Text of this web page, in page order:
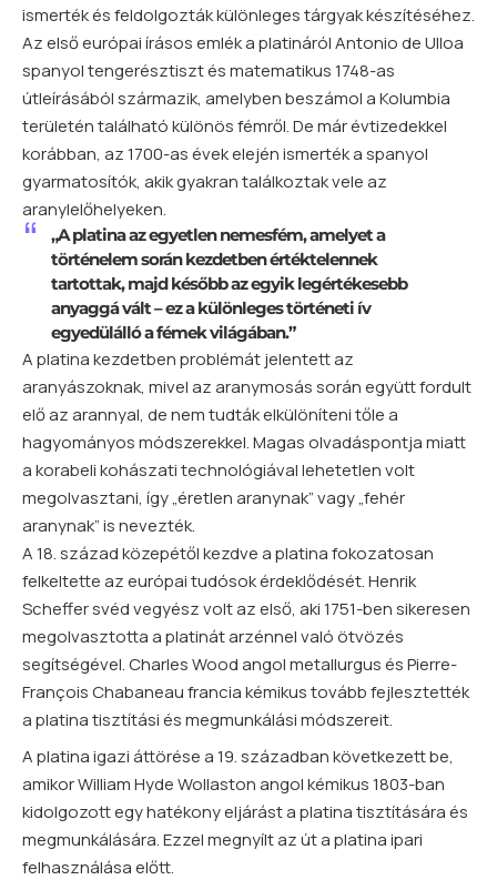
ismerték és feldolgozták különleges tárgyak készítéséhez.
Az első európai írásos emlék a platináról Antonio de Ulloa
spanyol tengerésztiszt és matematikus 1748-as
útleírásából származik, amelyben beszámol a Kolumbia
területén található különös fémről. De már évtizedekkel
korábban, az 1700-as évek elején ismerték a spanyol
gyarmatosítók, akik gyakran találkoztak vele az
aranylelőhelyeken.
„A platina az egyetlen nemesfém, amelyet a
történelem során kezdetben értéktelennek
tartottak, majd később az egyik legértékesebb
anyaggá vált – ez a különleges történeti ív
egyedülálló a fémek világában.”
A platina kezdetben problémát jelentett az
aranyászoknak, mivel az aranymosás során együtt fordult
elő az arannyal, de nem tudták elkülöníteni tőle a
hagyományos módszerekkel. Magas olvadáspontja miatt
a korabeli kohászati technológiával lehetetlen volt
megolvasztani, így „éretlen aranynak” vagy „fehér
aranynak” is nevezték.
A 18. század közepétől kezdve a platina fokozatosan
felkeltette az európai tudósok érdeklődését. Henrik
Scheffer svéd vegyész volt az első, aki 1751-ben sikeresen
megolvasztotta a platinát arzénnel való ötvözés
segítségével. Charles Wood angol metallurgus és Pierre-
François Chabaneau francia kémikus tovább fejlesztették
a platina tisztítási és megmunkálási módszereit.
A platina igazi áttörése a 19. században következett be,
amikor William Hyde Wollaston angol kémikus 1803-ban
kidolgozott egy hatékony eljárást a platina tisztítására és
megmunkálására. Ezzel megnyílt az út a platina ipari
felhasználása előtt.